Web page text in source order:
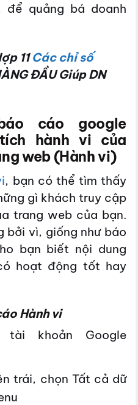
quảng bá doanh
11Các chỉ số
ĐẦU Giúp DN
cáo google
hành vi của
web (Hành vi)
, bạn có thể tìm thấy
gì khách truy cập
trang web của bạn.
bởi vì, giống như báo
bạn biết nội dung
hoạt động tốt hay
Hành vi
khoản Google
trái, chọn Tất cả dữ